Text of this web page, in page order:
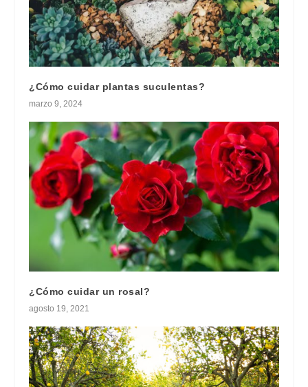
¿Cómo cuidar plantas suculentas?
marzo 9, 2024
¿Cómo cuidar un rosal?
agosto 19, 2021